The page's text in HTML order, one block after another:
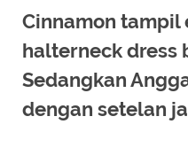
Cinnamon tampil
halterneck dress
Sedangkan
dengan setelan